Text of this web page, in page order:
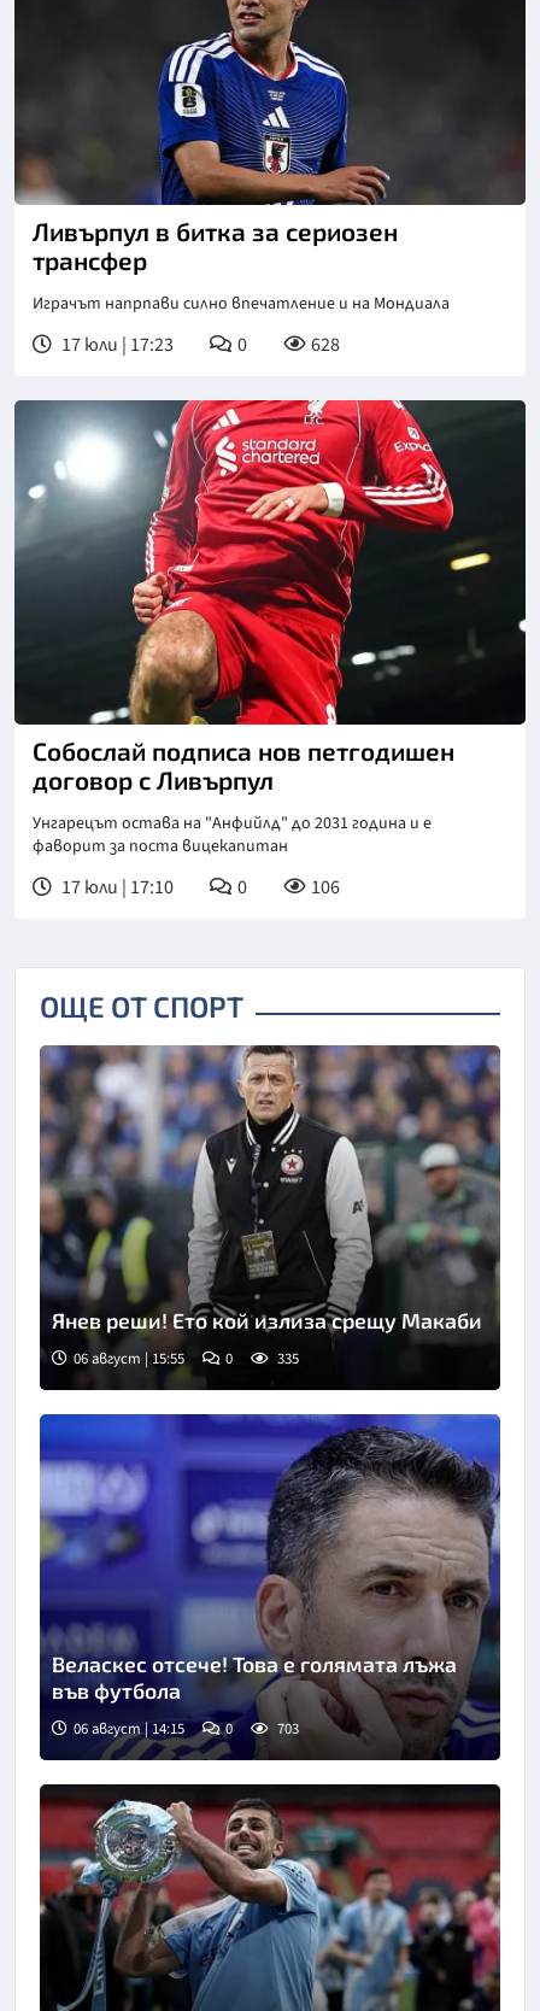
Ливърпул в битка за сериозен
трансфер
Играчът напрпави силно впечатление и на Мондиала
17 юли | 17:23 0 628
Снимка: X/Twitter
Собослай подписа нов петгодишен
договор с Ливърпул
Унгарецът остава на "Анфийлд" до 2031 година и е
фаворит за поста вицекапитан
17 юли | 17:10 0 106
ОЩЕ ОТ СПОРТ
Янев реши! Ето кой излиза срещу Макаби
06 август | 15:55 0 335
Веласкес отсече! Това е голямата лъжа
във футбола
06 август | 14:15 0 703